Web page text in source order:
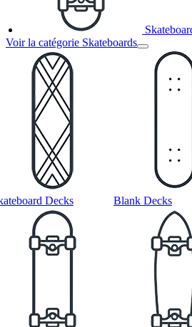
Voir la catégorie Skateboards
Decks Blank Decks